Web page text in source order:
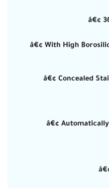
â€¢
â€¢ With High
â€¢ Concealed
â€¢